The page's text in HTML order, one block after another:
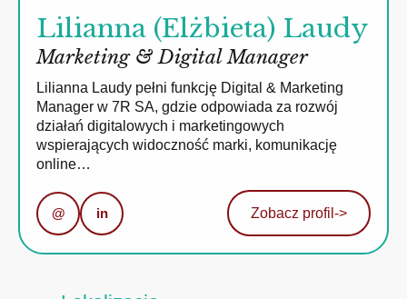
Lilianna (Elżbieta) Laudy
Marketing & Digital Manager
Lilianna Laudy pełni funkcję Digital & Marketing
Manager w 7R SA, gdzie odpowiada za rozwój
działań digitalowych i marketingowych
wspierających widoczność marki, komunikację
online…
@ in Zobacz profil ->